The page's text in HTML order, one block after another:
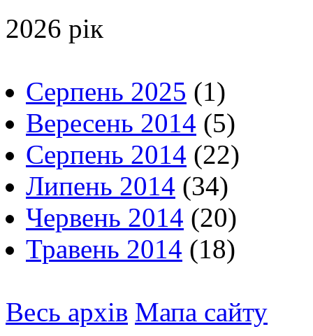
2026 рік
Серпень 2025 (1)
Вересень 2014 (5)
Серпень 2014 (22)
Липень 2014 (34)
Червень 2014 (20)
Травень 2014 (18)
Весь архів Мапа сайту